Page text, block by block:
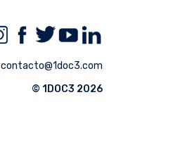
contacto@1doc3.com
© 1DOC3 2026